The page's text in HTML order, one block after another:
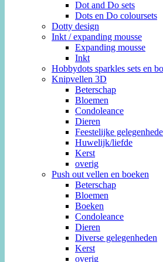
Dot and Do sets
Dots en Do coloursets
Dotty design
Inkt / expanding mousse
Expanding mousse
Inkt
Hobbydots sparkles sets en
Knipvellen 3D
Beterschap
Bloemen
Condoleance
Dieren
Feestelijke
Huwelijk/liefde
Kerst
overig
Push out vellen en boeken
Beterschap
Bloemen
Boeken
Condoleance
Dieren
Diverse gelegenheden
Kerst
overig